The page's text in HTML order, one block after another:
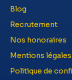
Blog
Recrutement
Nos honoraires
Mentions légales
Politique de